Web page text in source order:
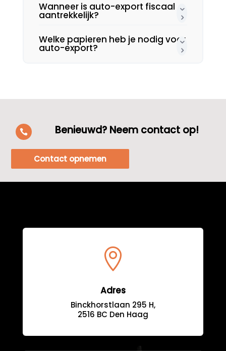
Wanneer is auto-export fiscaal
aantrekkelijk?
Welke papieren heb je nodig voor
auto-export?
 Benieuwd? Neem contact op!
Contact opnemen

Adres
Binckhorstlaan 295 H,
2516 BC Den Haag